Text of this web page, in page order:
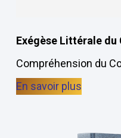
Exégèse Littérale du
Compréhension du
En savoir plus